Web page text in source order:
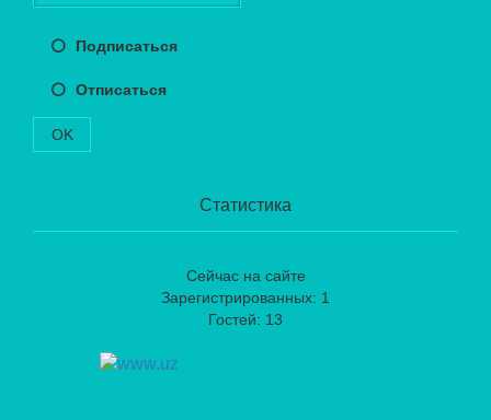
Подписаться
Отписаться
OK
Статистика
Сейчас на сайте
Зарегистрированных: 1
Гостей: 13